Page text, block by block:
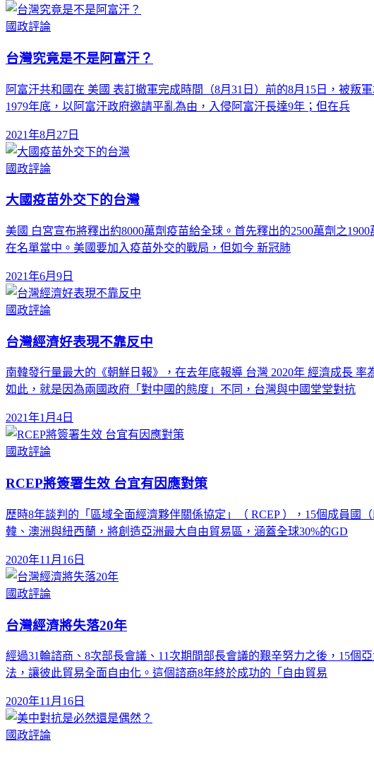
國政評論
台灣究竟是不是阿富汗？
阿富汗共和國在 美國 表訂撤軍完成時間（8月31日）前的8月15日，被
1979年底，以阿富汗政府邀請平亂為由，入侵阿富汗長達9年；但在兵
2021年8月27日
國政評論
大國疫苗外交下的台灣
美國 白宮宣布將釋出約8000萬劑疫苗給全球。首先釋出的2500萬劑之
在名單當中。美國要加入疫苗外交的戰局，但如今 新冠肺
2021年6月9日
國政評論
台灣經濟好表現不靠反中
南韓發行量最大的《朝鮮日報》，在去年底報導 台灣 2020年 經濟成長
如此，就是因為兩國政府「對中國的態度」不同，台灣與中國堂堂對抗
2021年1月4日
國政評論
RCEP將簽署生效 台宜有因應對策
歷時8年談判的「區域全面經濟夥伴關係協定」（ RCEP ），15個成員
韓、澳洲與紐西蘭，將創造亞洲最大自由貿易區，涵蓋全球30%的GD
2020年11月16日
國政評論
台灣經濟將失落20年
經過31輪諮商、8次部長會議、11次期間部長會議的艱辛努力之後，15個
法，讓彼此貿易全面自由化。這個諮商8年終於成功的「自由貿易
2020年11月16日
國政評論